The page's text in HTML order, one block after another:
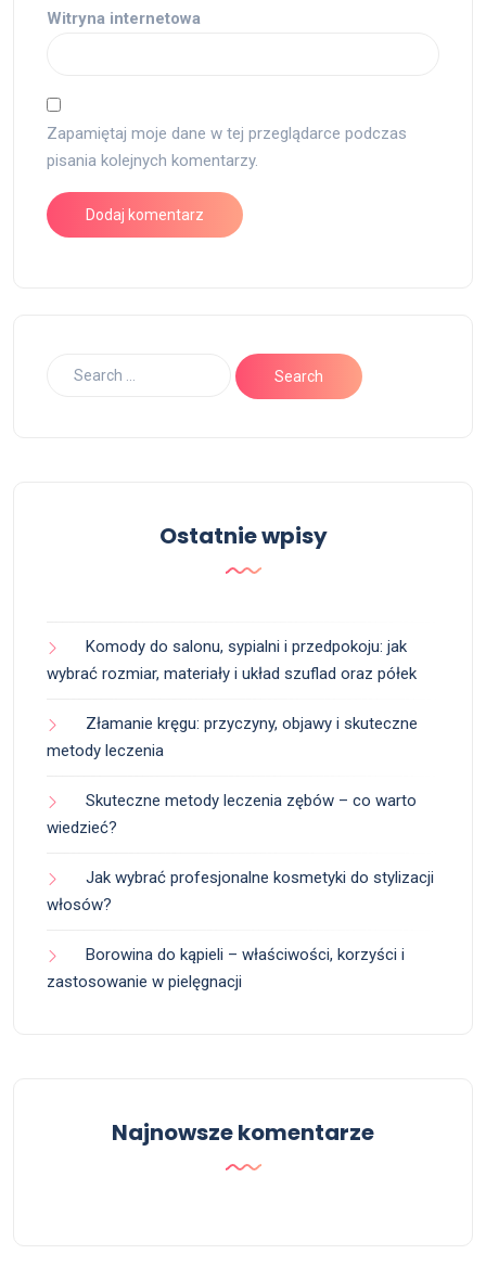
Witryna internetowa
Zapamiętaj moje dane w tej przeglądarce podczas
pisania kolejnych komentarzy.
Ostatnie wpisy
Komody do salonu, sypialni i przedpokoju: jak
wybrać rozmiar, materiały i układ szuflad oraz półek
Złamanie kręgu: przyczyny, objawy i skuteczne
metody leczenia
Skuteczne metody leczenia zębów – co warto
wiedzieć?
Jak wybrać profesjonalne kosmetyki do stylizacji
włosów?
Borowina do kąpieli – właściwości, korzyści i
zastosowanie w pielęgnacji
Najnowsze komentarze